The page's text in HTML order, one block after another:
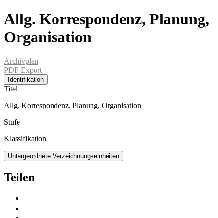
Allg. Korrespondenz, Planung,
Organisation
Archivplan
PDF-Export
Identifikation
Titel
Allg. Korrespondenz, Planung, Organisation
Stufe
Klassifikation
Untergeordnete Verzeichnungseinheiten
Teilen